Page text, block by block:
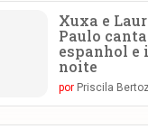
Xuxa e
Paulo
espanhol e
noite
por Priscila